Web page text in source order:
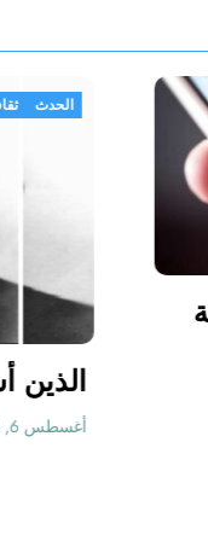
رسالة نصية
ما وأنت
الرسالة،
واحذفها، وأعد